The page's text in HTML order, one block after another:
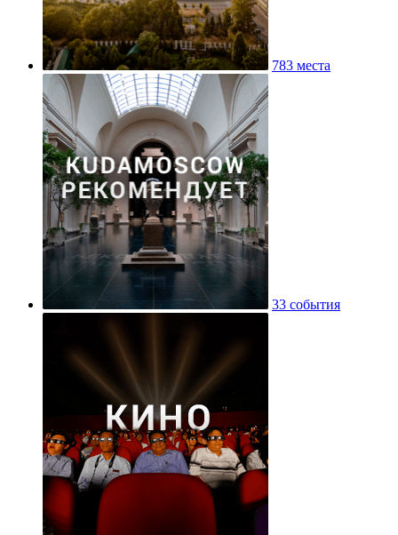
783 места
33 события